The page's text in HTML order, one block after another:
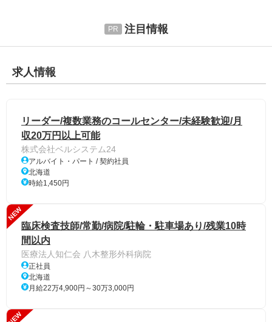
注目情報
求人情報
リーダー/複数業務のコールセンター/未経験歓迎/月
収20万円以上可能
株式会社ベルシステム24
アルバイト・パート / 契約社員
北海道
時給1,450円
NEW
臨床検査技師/常勤/病院/駐輪・駐車場あり/残業10時
間以内
医療法人知仁会 八木整形外科病院
正社員
北海道
月給22万4,900円～30万3,000円
NEW